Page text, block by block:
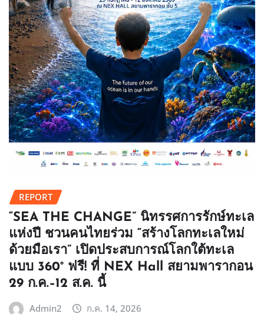
REPORT
“SEA THE CHANGE” นิทรรศการรักษ์ทะเล
แห่งปี ชวนคนไทยร่วม “สร้างโลกทะเลใหม่
ด้วยมือเรา” เปิดประสบการณ์โลกใต้ทะเล
แบบ 360° ฟรี! ที่ NEX Hall สยามพารากอน
29 ก.ค.–12 ส.ค. นี้
Admin2 ก.ค. 14, 2026